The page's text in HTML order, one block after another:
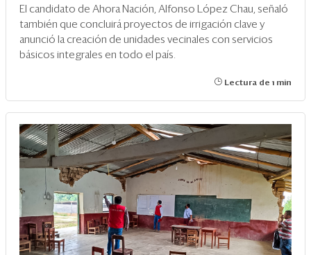
El candidato de Ahora Nación, Alfonso López Chau, señaló
también que concluirá proyectos de irrigación clave y
anunció la creación de unidades vecinales con servicios
básicos integrales en todo el país.
Lectura de 1 min